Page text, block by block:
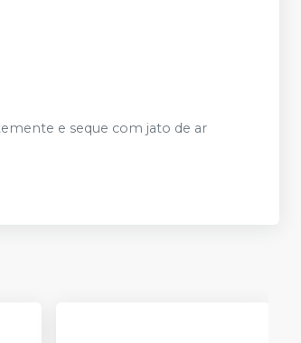
e seque com jato de ar